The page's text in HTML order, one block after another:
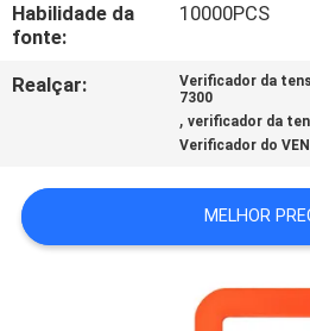
CASOS
MAPA
SITE
PRIVACY
Habilidade da
fonte:
10000PCS
Realçar:
Verificador da
7300
,verificador da
Verificador do
MELHOR